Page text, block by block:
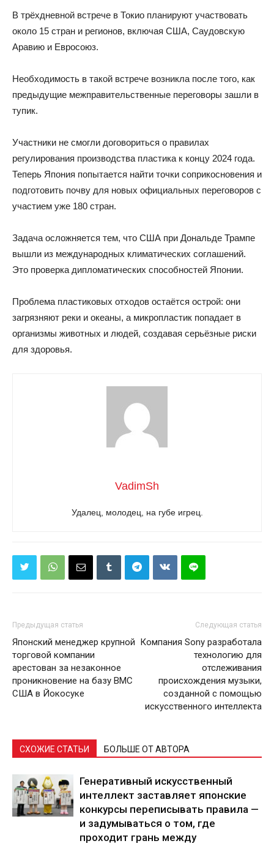
В трёхдневной встрече в Токио планируют участвовать
около 15 стран и регионов, включая США, Саудовскую
Аравию и Евросоюз.
Необходимость в такой встрече возникла после того, как
предыдущие межправительственные переговоры зашли в
тупик.
Участники не смогли договориться о правилах
регулирования производства пластика к концу 2024 года.
Теперь Япония попытается найти точки соприкосновения и
подготовить почву для новых официальных переговоров с
участием уже 180 стран.
Задача осложняется тем, что США при Дональде Трампе
вышли из международных климатических соглашений.
Это проверка дипломатических способностей Японии.
Проблема пластиковых отходов остаётся острой: они
загрязняют реки и океаны, а микропластик попадает в
организмы животных и людей, создавая серьёзные риски
для здоровья.
VadimSh
Удалец, молодец, на губе игрец.
Предыдущая статья
Японский менеджер крупной
торговой компании
арестован за незаконное
проникновение на базу ВМС
США в Йокосуке
Следующая статья
Компания Sony разработала
технологию для
отслеживания
происхождения музыки,
созданной с помощью
искусственного интеллекта
СХОЖИЕ СТАТЬИ БОЛЬШЕ ОТ АВТОРА
Генеративный искусственный
интеллект заставляет японские
конкурсы переписывать правила —
и задумываться о том, где
проходит грань между